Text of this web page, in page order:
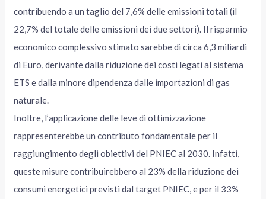
contribuendo a un taglio del 7,6% delle emissioni totali (il
22,7% del totale delle emissioni dei due settori). Il risparmio
economico complessivo stimato sarebbe di circa 6,3 miliardi
di Euro, derivante dalla riduzione dei costi legati al sistema
ETS e dalla minore dipendenza dalle importazioni di gas
naturale.
Inoltre, l’applicazione delle leve di ottimizzazione
rappresenterebbe un contributo fondamentale per il
raggiungimento degli obiettivi del PNIEC al 2030. Infatti,
queste misure contribuirebbero al 23% della riduzione dei
consumi energetici previsti dal target PNIEC, e per il 33%